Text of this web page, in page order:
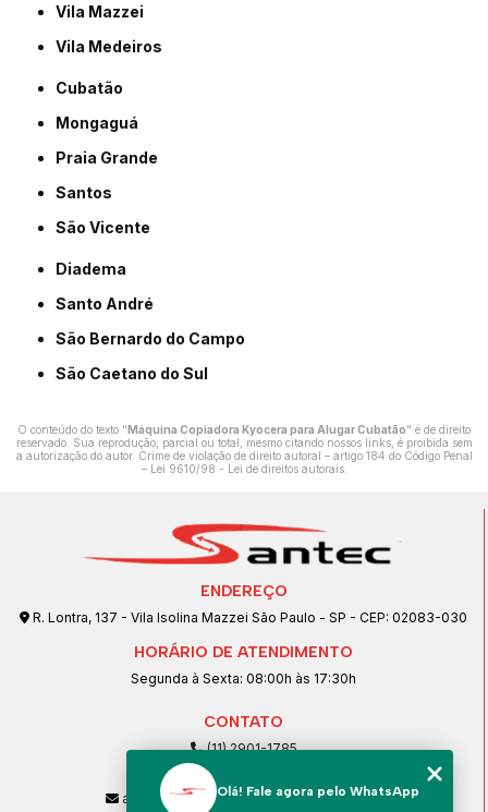
Vila Mazzei
Vila Medeiros
Cubatão
Mongaguá
Praia Grande
Santos
São Vicente
Diadema
Santo André
São Bernardo do Campo
São Caetano do Sul
O conteúdo do texto "Máquina Copiadora Kyocera para Alugar Cubatão" é de direito
reservado. Sua reprodução, parcial ou total, mesmo citando nossos links, é proibida sem
a autorização do autor. Crime de violação de direito autoral – artigo 184 do Código Penal
– Lei 9610/98 - Lei de direitos autorais.
ENDEREÇO
R. Lontra, 137 - Vila Isolina Mazzei São Paulo - SP - CEP: 02083-030
HORÁRIO DE ATENDIMENTO
Segunda à Sexta: 08:00h às 17:30h
CONTATO
(11) 2901-1785
(11) 99239-1832
atendimento@santeccopiadoras.com.br
Olá! Fale agora pelo WhatsApp